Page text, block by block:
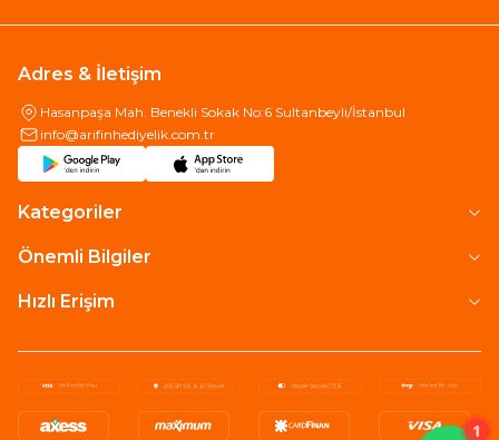
1
Adres & İletişim
Hasanpaşa Mah. Benekli Sokak No:6 Sultanbeyli/İstanbul
info@arifinhediyelik.com.tr
Kategoriler
Önemli Bilgiler
Hızlı Erişim